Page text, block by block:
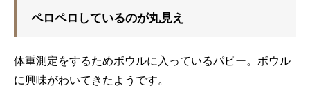
ペロペロしているのが丸見え
体重測定をするためボウルに入っているパピー。ボウル
に興味がわいてきたようです。